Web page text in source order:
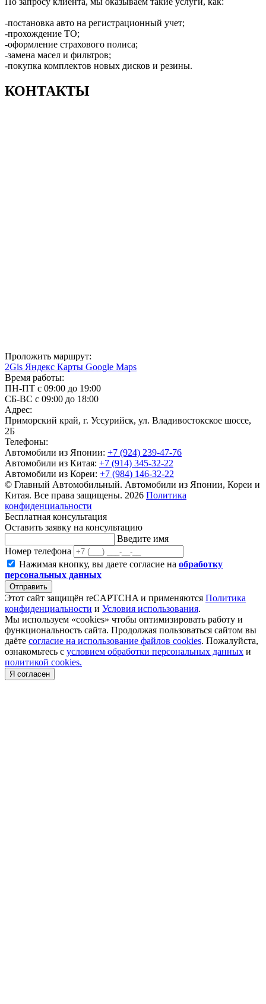
-постановка авто на регистрационный учет;
-прохождение ТО;
-оформление страхового полиса;
-замена масел и фильтров;
-покупка комплектов новых дисков и резины.
КОНТАКТЫ
Проложить маршрут:
2Gis Яндекс Карты Google Maps
Время работы:
ПН-ПТ с 09:00 до 19:00
СБ-ВС с 09:00 до 18:00
Адрес:
Приморский край, г. Уссурийск, ул. Владивостокское шоссе,
2Б
Телефоны:
Автомобили из Японии: +7 (924) 239-47-76
Автомобили из Китая: +7 (914) 345-32-22
Автомобили из Кореи: +7 (984) 146-32-22
© Главный Автомобильный. Автомобили из Японии, Кореи и
Китая. Все права защищены. 2026 Политика
конфиденциальности
Бесплатная консультация
Оставить заявку на консультацию
Введите имя
Номер телефона
Нажимая кнопку, вы даете согласие на обработку
персональных данных
Отправить
Этот сайт защищён reCAPTCHA и применяются Политика
конфиденциальности и Условия использования.
Мы используем «cookies» чтобы оптимизировать работу и
функциональность сайта. Продолжая пользоваться сайтом вы
даёте согласие на использование файлов cookies. Пожалуйста,
ознакомьтесь с условием обработки персональных данных и
политикой cookies.
Я согласен